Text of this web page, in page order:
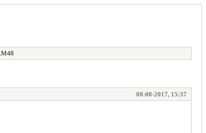
08-08-2017, 15:37